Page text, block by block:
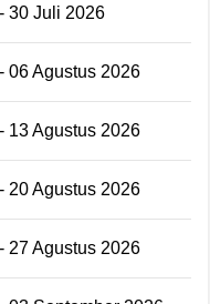
30 Juli 2026
06 Agustus 2026
13 Agustus 2026
20 Agustus 2026
27 Agustus 2026